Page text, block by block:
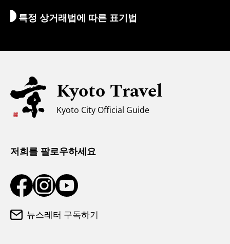
환전/세금
유니버설 관광
무슬림을 위한 정보
날씨와 옷차림
특정 상거래법에 따른 표기법
Kyoto Travel
Kyoto City Official Guide
저희를 팔로우하세요
뉴스레터 구독하기